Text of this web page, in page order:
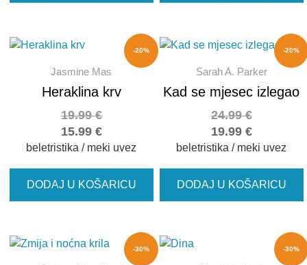
-20%
Jasmine Mas
Heraklina krv
15.99 €
19.99€
beletristika / meki uvez
DODAJ U KOŠARICU
-20%
Sarah A. Parker
Kad se mjesec izlegao
19.99 €
24.99€
beletristika / meki uvez
DODAJ U KOŠARICU
-30% -30%